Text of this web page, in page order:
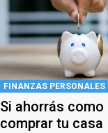
FINANZAS PERSONALES
Si ahorrás
comprar tu casa